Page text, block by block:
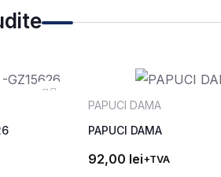
PAPUCI DAMA
PAPUCI DAMA
92,00 lei+TVA